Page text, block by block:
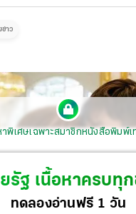
ข่าว
าพิเศษเฉพาะสมาชิกหนังสือพิมพ์เ
รัฐ เนื้อหาครบทุ
ทดลองอ่านฟรี 1 วัน